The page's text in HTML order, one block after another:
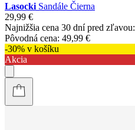
Lasocki Sandále Čierna
29,99 €
Najnižšia cena 30 dní pred zľavou:
Pôvodná cena: 49,99 €
-30% v košíku
Akcia